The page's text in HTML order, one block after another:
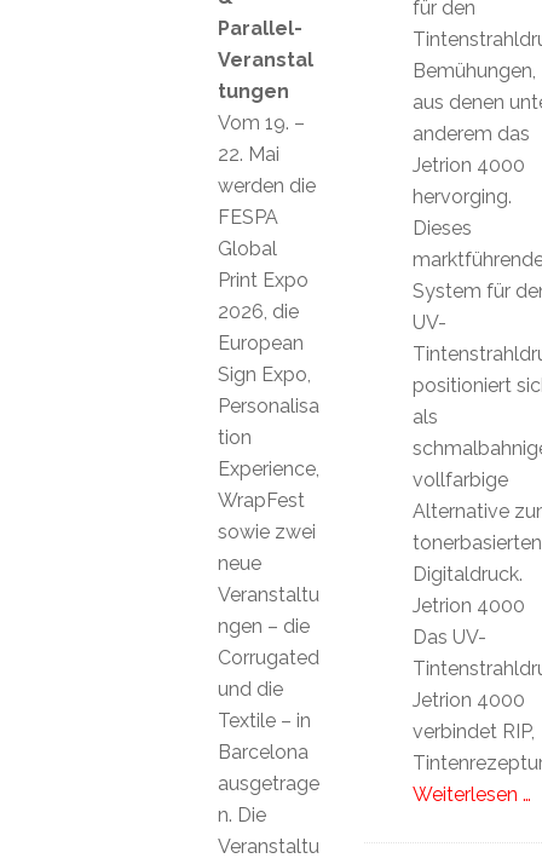
für den
Bemühungen,
aus denen
anderem das
Jetrion 4000
hervorging.
Dieses
System für
UV-
positioniert
als
vollfarbige
Alternative
tonerbasierten
Digitaldruck.
Jetrion 4000
Das UV-
Jetrion 4000
verbindet RIP,
Weiterlesen …
Parallel-
Veranstal
tungen
Vom 19. –
22. Mai
werden die
FESPA
Global
Print Expo
2026, die
European
Sign Expo,
Personalisa
tion
Experience,
WrapFest
sowie zwei
neue
Veranstaltu
ngen – die
Corrugated
und die
Textile – in
Barcelona
ausgetrage
n. Die
Veranstaltu